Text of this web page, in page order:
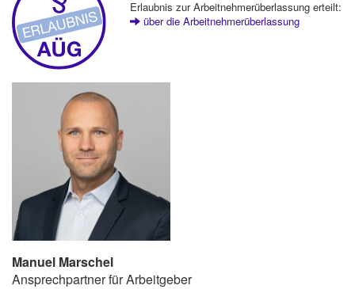
Erlaubnis zur Arbeitnehmerüberlassung erteilt:
über die Arbeitnehmerüberlassung
Manuel Marschel
Ansprechpartner für Arbeitgeber